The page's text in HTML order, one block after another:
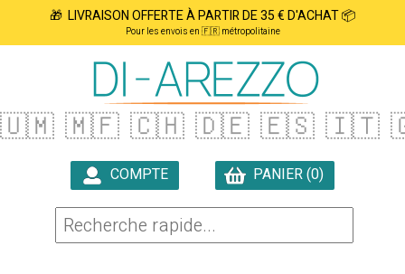
🎁 LIVRAISON OFFERTE À PARTIR DE 35 € D'ACHAT 📦
Pour les envois en 🇫🇷 métropolitaine
🇺🇲 🇲🇫 🇨🇭 🇩🇪 🇪🇸 🇮🇹
COMPTE
PANIER (0)